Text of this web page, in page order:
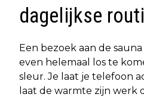
dagelijkse
Een bezoek aan de
even helemaal los te
sleur. Je laat je telefoon
laat de warmte zijn werk